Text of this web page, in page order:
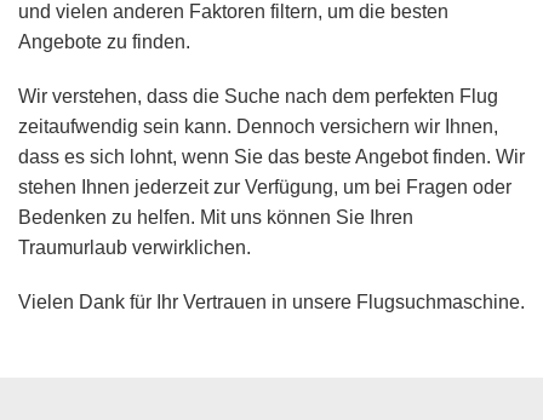
und vielen anderen Faktoren filtern, um die besten
Angebote zu finden.
Wir verstehen, dass die Suche nach dem perfekten Flug
zeitaufwendig sein kann. Dennoch versichern wir Ihnen,
dass es sich lohnt, wenn Sie das beste Angebot finden. Wir
stehen Ihnen jederzeit zur Verfügung, um bei Fragen oder
Bedenken zu helfen. Mit uns können Sie Ihren
Traumurlaub verwirklichen.
Vielen Dank für Ihr Vertrauen in unsere Flugsuchmaschine.